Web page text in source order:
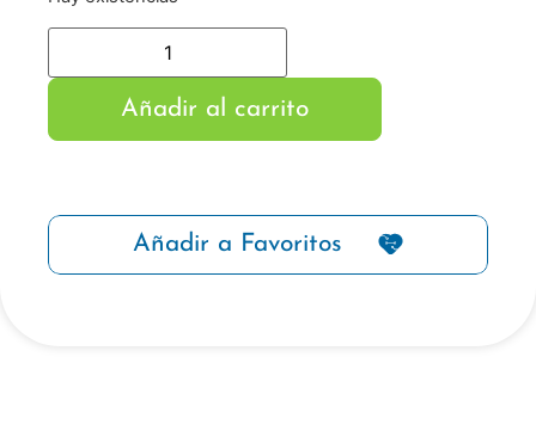
Añadir al carrito
Añadir a Favoritos